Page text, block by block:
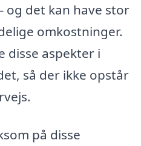
og det kan have stor
omkostninger.
disse aspekter i
så der ikke opstår
på disse